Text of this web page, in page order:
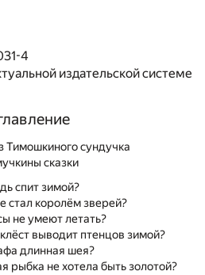
4
издательской системе
Тимошкиного сундучка
сказки
спит зимой?
стал королём зверей?
не умеют летать?
выводит птенцов зимой?
длинная шея?
рыбка не хотела быть золотой?